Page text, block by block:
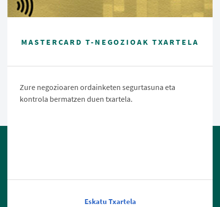
MASTERCARD T-NEGOZIOAK TXARTELA
Zure negozioaren ordainketen segurtasuna eta
kontrola bermatzen duen txartela.
Eskatu Txartela